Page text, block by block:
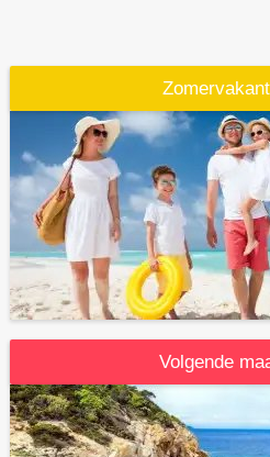
Volgende